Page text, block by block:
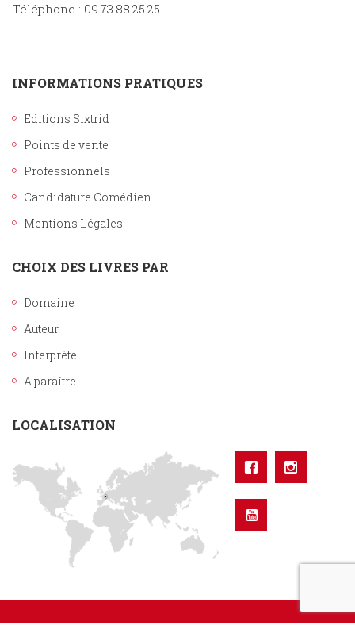
Téléphone : 09.73.88.25.25
INFORMATIONS PRATIQUES
Editions Sixtrid
Points de vente
Professionnels
Candidature Comédien
Mentions Légales
CHOIX DES LIVRES PAR
Domaine
Auteur
Interprète
A paraître
LOCALISATION